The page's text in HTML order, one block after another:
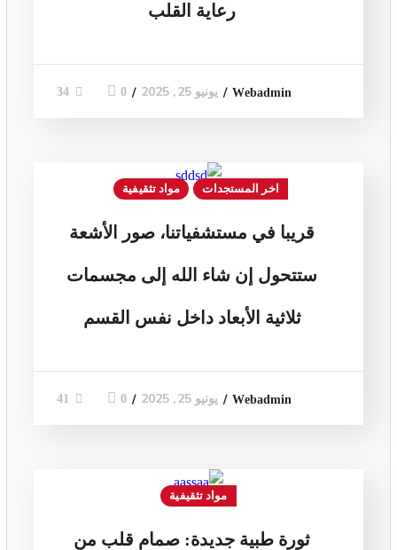
رعاية القلب
Webadmin يونيو 25, 2025 0
34
اخر المستجدات مواد تثقيفية
قريبا في مستشفياتنا، صور الأشعة
ستتحول إن شاء الله إلى مجسمات
ثلاثية الأبعاد داخل نفس القسم
Webadmin يونيو 25, 2025 0
41
مواد تثقيفية
ثورة طبية جديدة: صمام قلب من